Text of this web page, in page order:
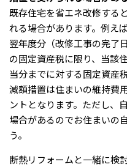
既存住宅を省エネ改修する
れる場合があります。例え
翌年度分（改修工事の完了
の固定資産税に限り、当該
当分までに対する固定資産
減額措置は住まいの維持費
ントとなります。ただし、
場合があるのでお住まいの
う。
断熱リフォームと一緒に検